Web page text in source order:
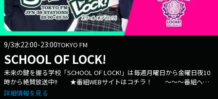
9/3水22:00-23:00TOKYO FM
SCHOOL OF LOCK!
未来の鍵を握る学校「SCHOOL OF LOCK!」は毎週月曜日から金曜日夜10
時から絶賛放送中!! ★番組WEBサイトはコチラ！ ～～～番組への
メッセージはコチラから～～～ ◇学校掲示板に書き込む （掲示板は登
詳細情報を見る